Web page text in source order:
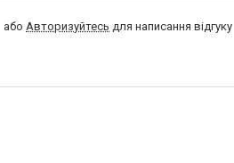
абоАвторизуйтесь для написання відгуку